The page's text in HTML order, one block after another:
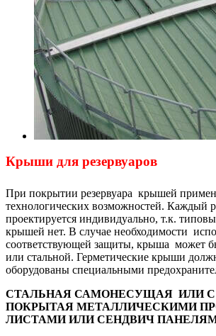
Крыши для резервуаров
При покрытии резервуара крышей
технологических возможностей. Каждый
проектируется индивидуально, т.к.
крышей нет. В случае необходимости
соответствующей защиты, крыша может
или стальной. Герметические крыши
оборудованы специальными
СТАЛЬНАЯ САМОНЕСУЩАЯ ИЛИ
ПОКРЫТАЯ МЕТАЛЛИЧЕСКИМИ
ЛИСТАМИ ИЛИ СЕНДВИЧ